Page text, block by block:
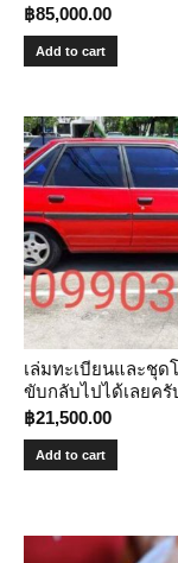
฿85,000.00
Add to cart
เล่มทะเบียนและชุด
ขับกลับไปได้เลยครั
฿21,500.00
Add to cart